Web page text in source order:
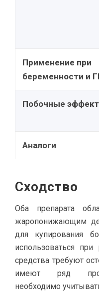
Применение при
беременности и
Побочные
Аналоги
Сходство
Оба препарата
жаропонижающим
для купирования
использоваться
средства требуют
имеют ряд
необходимо